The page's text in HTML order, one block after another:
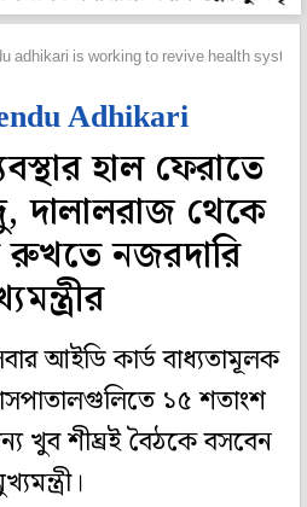
adhikari is working to revive health system
Adhikari
হাল ফেরাতে
দালালরাজ থেকে
নজরদারি
আইডি কার্ড বাধ্যতামূলক
১৫ শতাংশ
খুব শীঘ্রই বৈঠকে বসবেন